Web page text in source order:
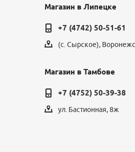
Магазин в Липецке
+7 (4742) 50-51-61
(с. Сырское),
Магазин в Тамбове
+7 (4752) 50-39-38
ул. Бастионная, 8ж